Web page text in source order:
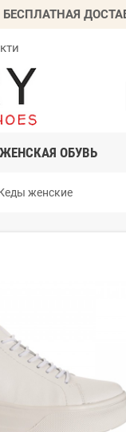
БЕСПЛАТНАЯ
ЖЕНСКАЯ ОБУВЬ
женские